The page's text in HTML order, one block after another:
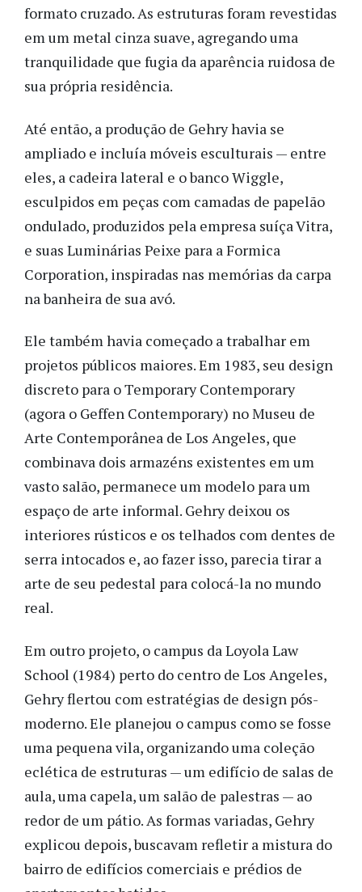
formato cruzado. As estruturas foram revestidas
em um metal cinza suave, agregando uma
tranquilidade que fugia da aparência ruidosa de
sua própria residência.
Até então, a produção de Gehry havia se
ampliado e incluía móveis esculturais — entre
eles, a cadeira lateral e o banco Wiggle,
esculpidos em peças com camadas de papelão
ondulado, produzidos pela empresa suíça Vitra,
e suas Luminárias Peixe para a Formica
Corporation, inspiradas nas memórias da carpa
na banheira de sua avó.
Ele também havia começado a trabalhar em
projetos públicos maiores. Em 1983, seu design
discreto para o Temporary Contemporary
(agora o Geffen Contemporary) no Museu de
Arte Contemporânea de Los Angeles, que
combinava dois armazéns existentes em um
vasto salão, permanece um modelo para um
espaço de arte informal. Gehry deixou os
interiores rústicos e os telhados com dentes de
serra intocados e, ao fazer isso, parecia tirar a
arte de seu pedestal para colocá-la no mundo
real.
Em outro projeto, o campus da Loyola Law
School (1984) perto do centro de Los Angeles,
Gehry flertou com estratégias de design pós-
moderno. Ele planejou o campus como se fosse
uma pequena vila, organizando uma coleção
eclética de estruturas — um edifício de salas de
aula, uma capela, um salão de palestras — ao
redor de um pátio. As formas variadas, Gehry
explicou depois, buscavam refletir a mistura do
bairro de edifícios comerciais e prédios de